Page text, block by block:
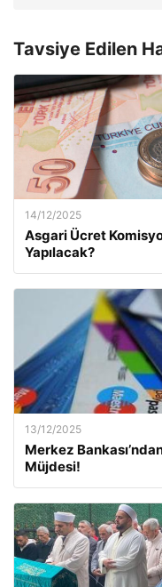
Tavsiye Edilen
14/12/2025
Asgari Ücret
Yapılacak?
13/12/2025
Merkez
Müjdesi!